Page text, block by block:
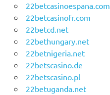
22betcasinoespana.com
22betcasinofr.com
22betcd.net
22bethungary.net
22betnigeria.net
22betscasino.de
22betscasino.pl
22betuganda.net